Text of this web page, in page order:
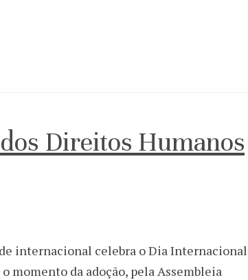
Direitos Humanos
internacional celebra o Dia Internacional
momento da adoção, pela Assembleia